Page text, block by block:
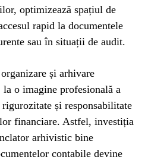
optimizează spațiul de
rapid la documentele
sau în situații de audit.
și arhivare
la o imagine profesională a
și responsabilitate
financiare. Astfel, investiția
arhivistic bine
contabile devine